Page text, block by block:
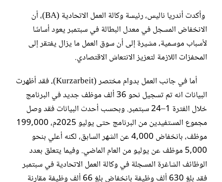
وأكدت أندريا ناليس، رئيسة وكالة العمل الاتحادية (BA)، أن
الانخفاض المسجل في معدل البطالة في سبتمبر يعود أساسًا
لأسباب موسمية، مشيرة إلى أن سوق العمل ما يزال يفتقر إلى
المحفزات اللازمة لتعزيز الانتعاش الاقتصادي.
أما في جانب العمل بدوام مختصر (Kurzarbeit)، فقد أظهرت
البيانات انه تم تسجيل نحو 36 ألف موظف جديد في البرنامج
خلال الفترة 1–24 سبتمبر. وبحسب أحدث البيانات فقد وصل
مجموع المستفيدين من البرنامج حتى يوليو 2025م، 199,000
موظف، بانخفاض 4,000 عن الشهر السابق، لكنه أعلي بنحو
5,000 موظف عن يوليو من العام الماضي. وفيما يتعلق بعدد
الوظائف الشاغرة المسجلة في وكالة العمل الاتحادية في سبتمبر
فقد بلغ 630 ألف وظيفة بانخفاض بلغ 66 ألف وظيفة مقارنة